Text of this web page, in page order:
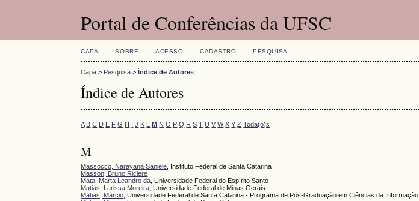
Portal de Conferências da UFSC
CAPA SOBRE ACESSO CADASTRO PESQUISA
Capa > Pesquisa >Índice de Autores
Índice de Autores
A B C D E F G H I J K L M N O P Q R S T U V W X Y Z Toda(o)s
M
Massocco, Narayana Saniele , Instituto Federal de Santa Catarina
Masson, Bruno Riciere
Mata, Marta Leandro da , Universidade Federal do Espírito Santo
Matias, Larissa Moreira , Universidade Federal de Minas Gerais
Matias, Marcio , Universidade Federal de Santa Catarina - Programa de Pós-Graduação em Ciências da Informação.